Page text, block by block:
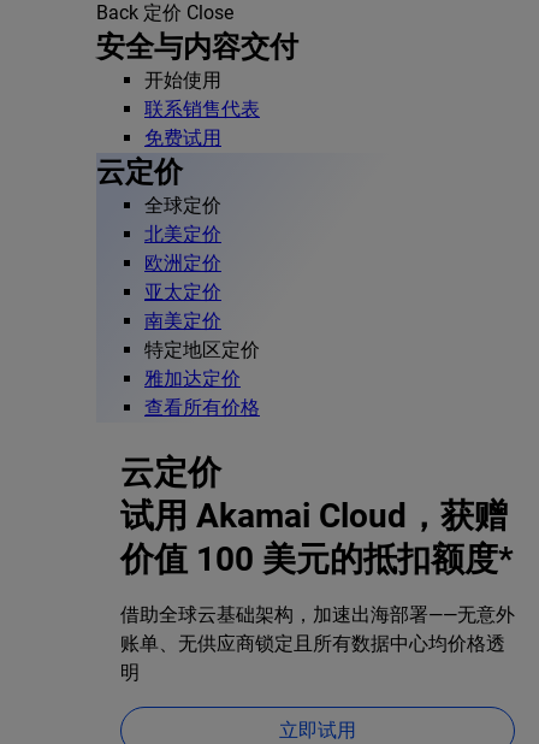
Back 定价 Close
安全与内容交付
开始使用
联系销售代表
免费试用
云定价
全球定价
北美定价
欧洲定价
亚太定价
南美定价
特定地区定价
雅加达定价
查看所有价格
云定价
试用 Akamai Cloud，获赠
价值 100 美元的抵扣额度*
借助全球云基础架构，加速出海部署——无意外
账单、无供应商锁定且所有数据中心均价格透
明
立即试用